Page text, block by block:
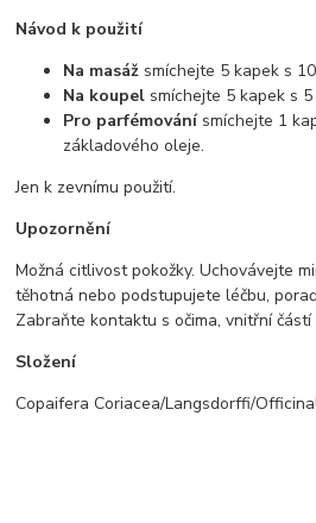
Návod k použití
Na masáž smíchejte 5 kapek s
Na koupel smíchejte 5 kapek s
Pro parfémovánísmíchejte 1
základového oleje.
Jen k zevnímu použití.
Upozornění
Možná citlivost pokožky. Uchovávejte
těhotná nebo podstupujete léčbu,
Zabraňte kontaktu s očima, vnitřní
Složení
Copaifera Coriacea/Langsdorffi/